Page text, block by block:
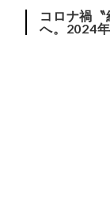
コロナ禍
へ。2024